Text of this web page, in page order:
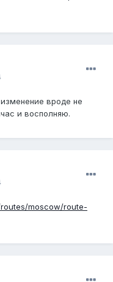
вроде не
и восполняю.
moscow/route-